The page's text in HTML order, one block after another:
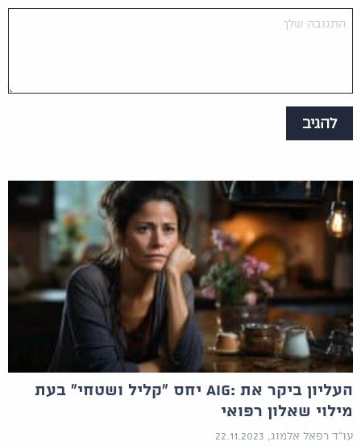
העליון ביקר את :AIG יחס "קליל ושטחי" בעת
מילוי שאלון רפואי
עו"ד רפאל אלמוג, 22.11.2023